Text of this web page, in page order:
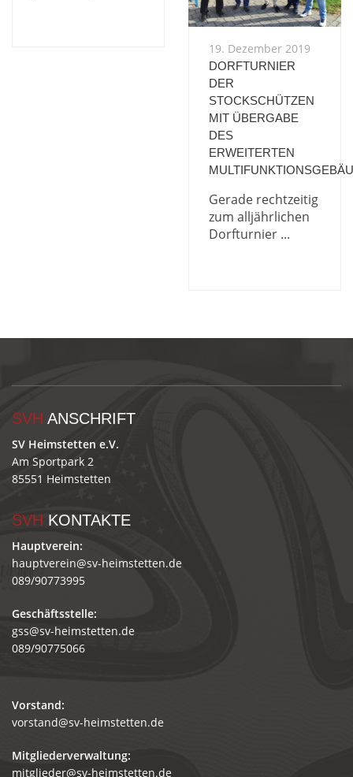
19. Dezember 2019
DORFTURNIER
DER
STOCKSCHÜTZEN
MIT ÜBERGABE
DES
ERWEITERTEN
Gerade rechtzeitig
zum alljährlichen
Dorfturnier ...
SVH ANSCHRIFT
SV Heimstetten e.V.
Am Sportpark 2
85551 Heimstetten
SVH KONTAKTE
Hauptverein:
hauptverein@sv-heimstetten.de
089/90773995
Geschäftsstelle:
gss@sv-heimstetten.de
089/90775066
Vorstand:
vorstand@sv-heimstetten.de
Mitgliederverwaltung:
mitglieder@sv-heimstetten.de